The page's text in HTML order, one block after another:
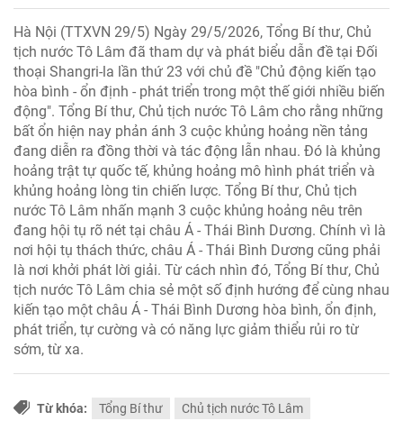
Hà Nội (TTXVN 29/5) Ngày 29/5/2026, Tổng Bí thư, Chủ
tịch nước Tô Lâm đã tham dự và phát biểu dẫn đề tại Đối
thoại Shangri-la lần thứ 23 với chủ đề "Chủ động kiến tạo
hòa bình - ổn định - phát triển trong một thế giới nhiều biến
động". Tổng Bí thư, Chủ tịch nước Tô Lâm cho rằng những
bất ổn hiện nay phản ánh 3 cuộc khủng hoảng nền tảng
đang diễn ra đồng thời và tác động lẫn nhau. Đó là khủng
hoảng trật tự quốc tế, khủng hoảng mô hình phát triển và
khủng hoảng lòng tin chiến lược. Tổng Bí thư, Chủ tịch
nước Tô Lâm nhấn mạnh 3 cuộc khủng hoảng nêu trên
đang hội tụ rõ nét tại châu Á - Thái Bình Dương. Chính vì là
nơi hội tụ thách thức, châu Á - Thái Bình Dương cũng phải
là nơi khởi phát lời giải. Từ cách nhìn đó, Tổng Bí thư, Chủ
tịch nước Tô Lâm chia sẻ một số định hướng để cùng nhau
kiến tạo một châu Á - Thái Bình Dương hòa bình, ổn định,
phát triển, tự cường và có năng lực giảm thiểu rủi ro từ
sớm, từ xa.
Từ khóa: Tổng Bí thư
Chủ tịch nước Tô Lâm